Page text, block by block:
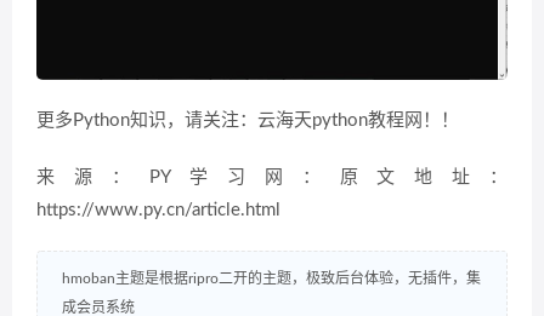
更多Python知识，请关注：云海天python教程网！！
来源：PY学习网：原文地址：
https://www.py.cn/article.html
hmoban主题是根据ripro二开的主题，极致后台体验，无插件，集
成会员系统